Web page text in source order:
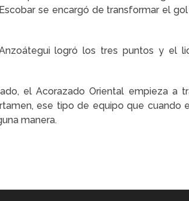
se encargó de transformar el
logró los tres puntos y el
el Acorazado Oriental empieza a
ese tipo de equipo que cuando
manera.